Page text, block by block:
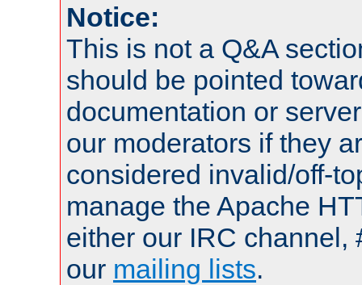
Notice:
This is not a Q&A
should be pointed
documentation or
our moderators if they
considered invalid/off-
manage the Apache
either our IRC channel,
our mailing lists.